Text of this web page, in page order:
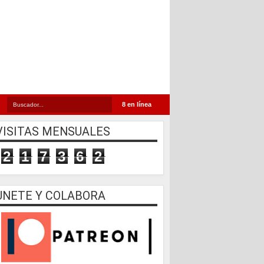
8 en línea
MENSUALES
2 1 7 3 6 2
Y COLABORA